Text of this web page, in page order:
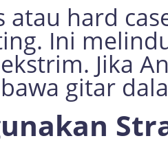
atau hard
Ini
Jika
gitar